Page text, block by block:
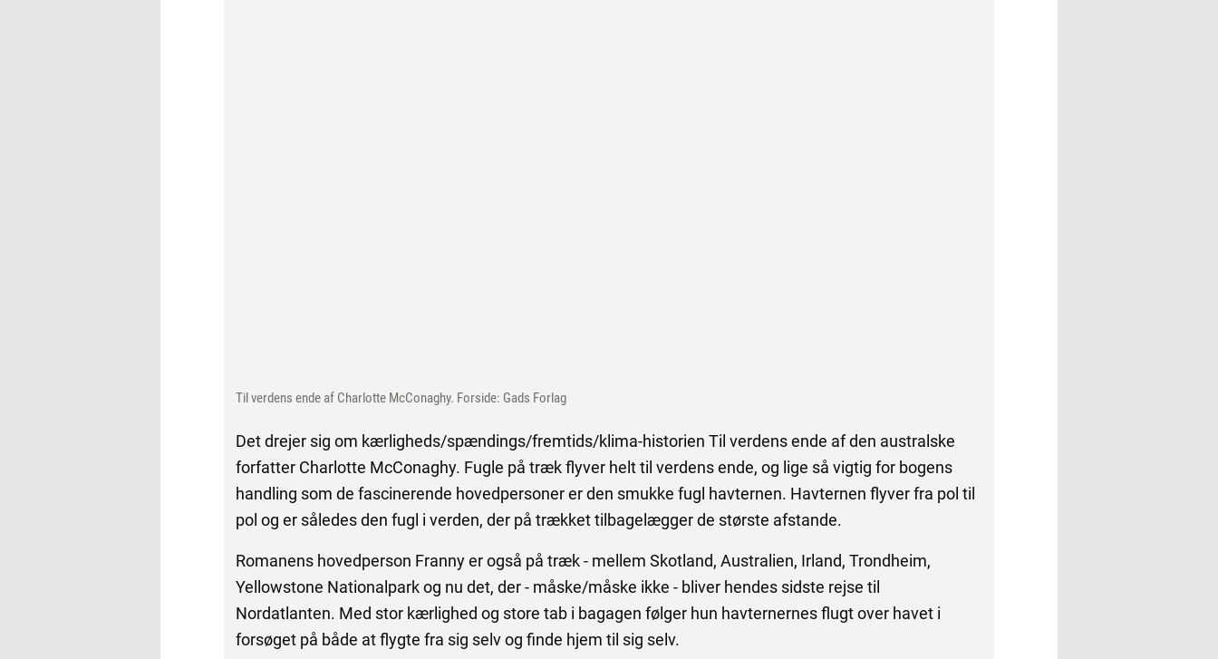
Til verdens ende af Charlotte McConaghy. Forside: Gads Forlag
Det drejer sig om kærligheds/spændings/fremtids/klima-historien Til verdens ende af den australske
forfatter Charlotte McConaghy. Fugle på træk flyver helt til verdens ende, og lige så vigtig for bogens
handling som de fascinerende hovedpersoner er den smukke fugl havternen. Havternen flyver fra pol til
pol og er således den fugl i verden, der på trækket tilbagelægger de største afstande.
Romanens hovedperson Franny er også på træk - mellem Skotland, Australien, Irland, Trondheim,
Yellowstone Nationalpark og nu det, der - måske/måske ikke - bliver hendes sidste rejse til
Nordatlanten. Med stor kærlighed og store tab i bagagen følger hun havternernes flugt over havet i
forsøget på både at flygte fra sig selv og finde hjem til sig selv.